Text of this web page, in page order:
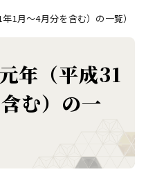
1月～4月分を含む）の一覧）
年（平成31
む）の一